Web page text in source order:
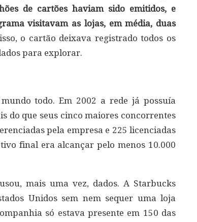
de cartões haviam sido emitidos, e
visitavam as lojas, em média, duas
o cartão deixava registrado todos os
para explorar.
todo. Em 2002 a rede já possuía
do que seus cinco maiores concorrentes
pela empresa e 225 licenciadas
final era alcançar pelo menos 10.000
mais uma vez, dados. A Starbucks
Unidos sem nem sequer uma loja
só estava presente em 150 das